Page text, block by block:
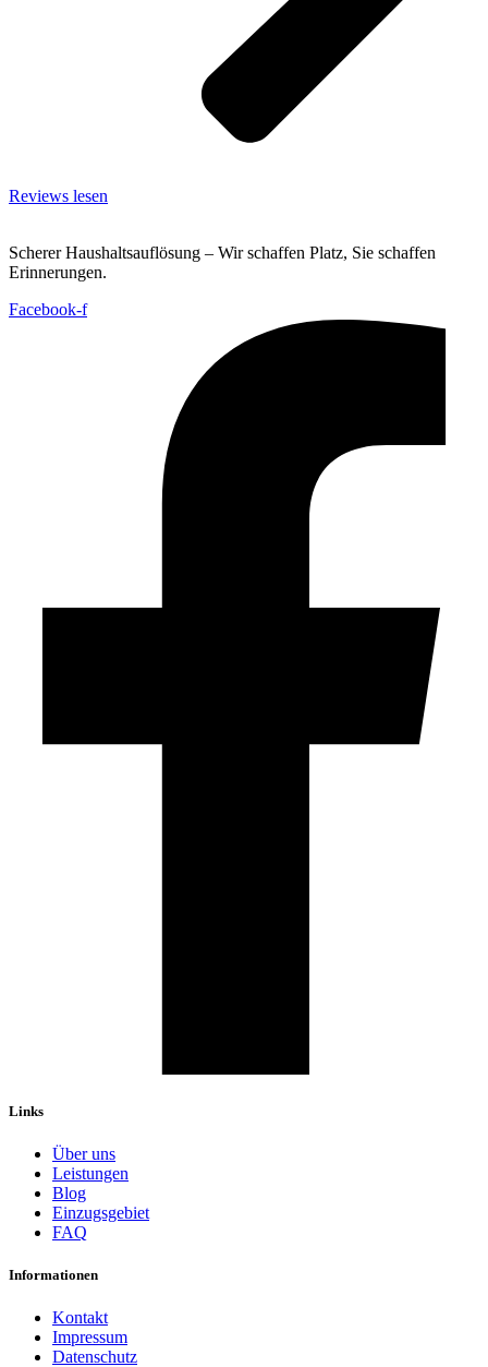
Reviews lesen
Scherer Haushaltsauflösung – Wir schaffen Platz, Sie schaffen
Erinnerungen.
Facebook-f
Links
Über uns
Leistungen
Blog
Einzugsgebiet
FAQ
Informationen
Kontakt
Impressum
Datenschutz